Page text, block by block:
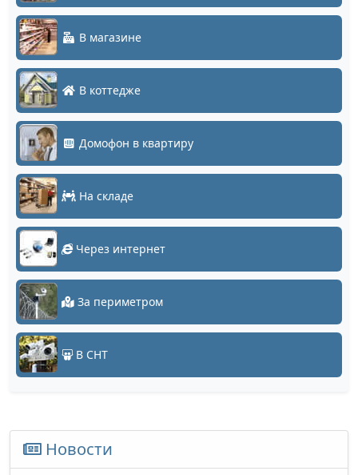
В магазине
В коттедже
Домофон в квартиру
На складе
Через интернет
За периметром
В СНТ
Новости